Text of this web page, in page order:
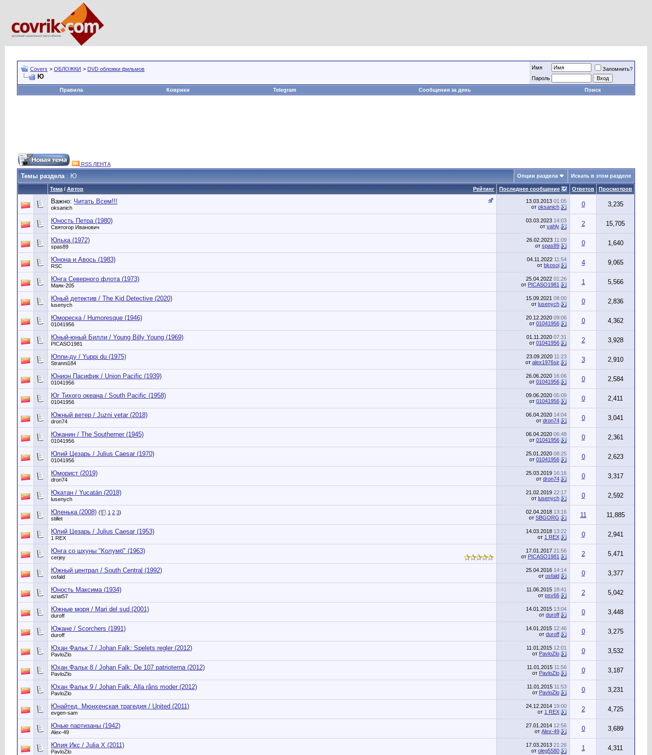
Covers > ОБЛОЖКИ > DVD обложки фильмов
Ю
Имя
Запомнить?
Пароль
Правила
Коврики Telegram Сообщения за день Поиск
RSS ЛЕНТА
Темы раздела: Ю Опции раздела Искать в этом разделе
Рейтинг
Тема / Автор Последнее сообщение Ответов Просмотров
Важно: Читать Всем!!!
oksanich
13.03.2013 01:05
от oksanich 0 3,235
Юность Петра (1980)
Святогор Иванович
03.03.2023 14:03
от vahly 2 15,705
Юлька (1972)
spas89
26.02.2023 11:09
от spas89 0 1,640
Юнона и Авось (1983)
RSC
04.11.2022 11:54
от bkosoj 4 9,065
Юнга Северного флота (1973)
Маяк-205
25.04.2022 01:26
от PICASO1981 1 5,566
Юный детектив / The Kid Detective (2020)
lusenych
15.09.2021 08:00
от lusenych 0 2,836
Юмореска / Humoresque (1946)
01041956
20.12.2020 09:06
от 01041956 0 4,362
Юный-юный Билли / Young Billy Young (1969)
PICASO1981
01.11.2020 07:31
от 01041956 2 3,928
Юппи-ду / Yuppi du (1975)
Stranni184
23.09.2020 11:23
от alex1976sir 3 2,910
Юнион Пасифик / Union Pacific (1939)
01041956
26.06.2020 16:06
от 01041956 0 2,584
Юг Тихого океана / South Pacific (1958)
01041956
09.06.2020 05:09
от 01041956 0 2,411
Южный ветер / Juzni vetar (2018)
dron74
06.04.2020 14:04
от dron74 0 3,041
Южанин / The Southerner (1945)
01041956
06.04.2020 06:48
от 01041956 0 2,361
Юлий Цезарь / Julius Caesar (1970)
01041956
25.01.2020 08:25
от 01041956 0 2,623
Юморист (2019)
dron74
25.03.2019 16:16
от dron74 0 3,317
Юкатан / Yucatán (2018)
lusenych
21.02.2019 22:17
от lusenych 0 2,592
Юленька (2008) ( 1 2 3)
stillet
02.04.2018 13:16
от SBGORG 11 11,885
Юлий Цезарь / Julius Caesar (1953)
1 REX
14.03.2018 13:22
от 1 REX 0 2,941
Юнга со шхуны "Колумб" (1963)
cerjey
17.01.2017 21:56
от PICASO1981 2 5,471
Южный централ / South Central (1992)
osfald
25.04.2016 14:14
от osfald 0 3,377
Юность Максима (1934)
aziat57
11.06.2015 18:41
от psv66 2 5,042
Южные моря / Mari del sud (2001)
duroff
14.01.2015 13:04
от duroff 0 3,448
Южане / Scorchers (1991)
duroff
14.01.2015 12:46
от duroff 0 3,275
Юхан Фальк 7 / Johan Falk: Spelets regler (2012)
PavloZlo
11.01.2015 12:01
от PavloZlo 0 3,532
Юхан Фальк 8 / Johan Falk: De 107 patrioterna (2012)
PavloZlo
11.01.2015 11:56
от PavloZlo 0 3,187
Юхан Фальк 9 / Johan Falk: Alla råns moder (2012)
PavloZlo
11.01.2015 11:53
от PavloZlo 0 3,231
Юнайтед. Мюнхенская трагедия / United (2011)
evgen-sam
24.12.2014 19:00
от 1 REX 2 4,725
Юные партизаны (1942)
Alex-49
27.01.2014 12:56
от Alex-49 0 3,689
Юлия Икс / Julia X (2011)
PavloZlo
17.03.2013 21:26
от oleg5580 1 4,311